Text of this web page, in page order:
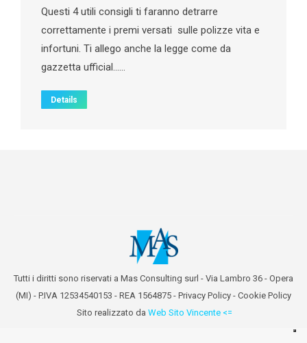
Questi 4 utili consigli ti faranno detrarre
correttamente i premi versati sulle polizze vita e
infortuni. Ti allego anche la legge come da
gazzetta ufficial……
Details
Tutti i diritti sono riservati a Mas Consulting surl - Via Lambro 36 - Opera
(MI) - P.IVA 12534540153 - REA 1564875 - Privacy Policy - Cookie Policy
Sito realizzato da Web Sito Vincente <=